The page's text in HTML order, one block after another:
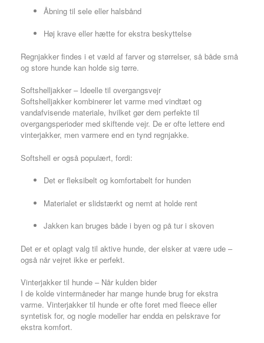
Åbning til sele eller halsbånd
Høj krave eller hætte for ekstra beskyttelse
Regnjakker findes i et væld af farver og størrelser, så både små
og store hunde kan holde sig tørre.
Softshelljakker – Ideelle til overgangsvejr
Softshelljakker kombinerer let varme med vindtæt og
vandafvisende materiale, hvilket gør dem perfekte til
overgangsperioder med skiftende vejr. De er ofte lettere end
vinterjakker, men varmere end en tynd regnjakke.
Softshell er også populært, fordi:
Det er fleksibelt og komfortabelt for hunden
Materialet er slidstærkt og nemt at holde rent
Jakken kan bruges både i byen og på tur i skoven
Det er et oplagt valg til aktive hunde, der elsker at være ude –
også når vejret ikke er perfekt.
Vinterjakker til hunde – Når kulden bider
I de kolde vintermåneder har mange hunde brug for ekstra
varme. Vinterjakker til hunde er ofte foret med fleece eller
syntetisk for, og nogle modeller har endda en pelskrave for
ekstra komfort.